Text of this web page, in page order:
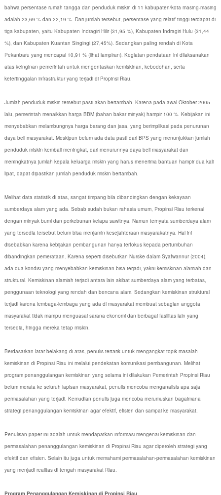
bahwa persentase rumah tangga dan penduduk miskin di 11 kabupaten/kota masing-masing
adalah 23,69 % dan 22,19 %. Dari jumlah tersebut, persentase yang relatif tinggi terdapat di
tiga kabupaten, yaitu Kabupaten Indragiri Hilir (31,95 %), Kabupaten Indragiri Hulu (31,44
%), dan Kabupaten Kuantan Singingi (27,45%). Sedangkan paling rendah di Kota
Pekanbaru yang mencapai 10,91 % (lihat lampiran). Kegiatan pendataan ini dilaksanakan
atas keinginan pemerintah untuk mengentaskan kemiskinan, kebodohan, serta
ketertinggalan infrastruktur yang terjadi di Propinsi Riau.
Jumlah penduduk miskin tersebut pasti akan bertambah. Karena pada awal Oktober 2005
lalu, pemerintah menaikkan harga BBM (bahan bakar minyak) hampir 100 %. Kebijakan ini
menyebabkan melambungnya harga barang dan jasa, yang berimplikasi pada penurunan
daya beli masyarakat. Meskipun belum ada data pasti dari BPS yang menunjukkan jumlah
penduduk miskin kembali meningkat, dari menurunnya daya beli masyarakat dan
meningkatnya jumlah kepala keluarga miskin yang harus menerima bantuan hampir dua kali
lipat, dapat dipastikan jumlah penduduk miskin bertambah.
Melihat data statistik di atas, sangat timpang bila dibandingkan dengan kekayaan
sumberdaya alam yang ada. Sebab sudah bukan rahasia umum, Propinsi Riau terkenal
dengan minyak bumi dan perkebunan kelapa sawitnya. Namun ternyata sumberdaya alam
yang tersedia tersebut belum bisa menjamin kesejahteraan masyarakatnya. Hal ini
disebabkan karena kebijakan pembangunan hanya terfokus kepada pertumbuhan
dibandingkan pemerataan. Karena seperti disebutkan Nurske dalam Syafwannur (2004),
ada dua kondisi yang menyebabkan kemiskinan bisa terjadi, yakni kemiskinan alamiah dan
struktural. Kemiskinan alamiah terjadi antara lain akibat sumberdaya alam yang terbatas,
penggunaan teknologi yang rendah dan bencana alam. Sedangkan kemiskinan struktural
terjadi karena lembaga-lembaga yang ada di masyarakat membuat sebagian anggota
masyarakat tidak mampu menguasai sarana ekonomi dan berbagai fasilitas lain yang
tersedia, hingga mereka tetap miskin.
Berdasarkan latar belakang di atas, penulis tertarik untuk mengangkat topik masalah
kemiskinan di Propinsi Riau ini melalui pendekatan komunikasi pembangunan. Melihat
program penanggulangan kemiskinan yang selama ini dilakukan Pemerintah Propinsi Riau
belum merata ke seluruh lapisan masyarakat, penulis mencoba menganalisis apa saja
permasalahan yang terjadi. Kemudian penulis juga mencoba merumuskan bagaimana
strategi penanggulangan kemiskinan agar efektif, efisien dan sampai ke masyarakat.
Penulisan paper ini adalah untuk mendapatkan informasi mengenai kemiskinan dan
permasalahan penanggulangan kemiskinan di Propinsi Riau agar diperoleh strategi yang
efektif dan efisien. Selain itu juga untuk memahami permasalahan-permasalahan kemiskinan
yang menjadi realitas di tengah masyarakat Riau.
Program Penanggulangan Kemiskinan di Propinsi Riau